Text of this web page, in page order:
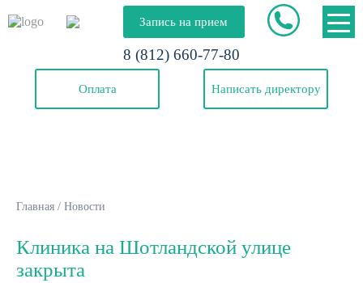
Оплата Написать директору
8 (812) 660-77-80
Запись на прием
Главная / Новости
Клиника на Шотландской улице
закрыта